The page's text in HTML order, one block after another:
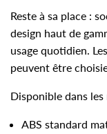
Reste à sa place :
design haut de
usage quotidien.
peuvent être
Disponible dans
ABS standard